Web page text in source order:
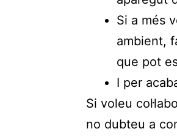
Si a més
ambient,
que pot
I per
Si voleu
no dubteu a